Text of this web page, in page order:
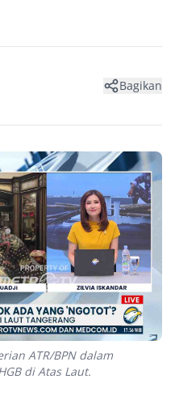
Bagikan
ATR/BPN dalam
di Atas Laut.